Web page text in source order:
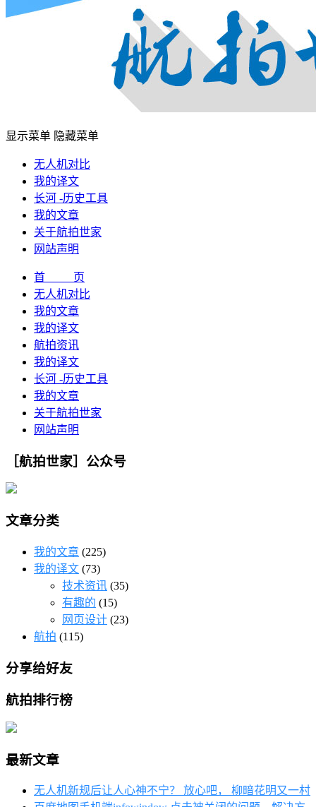
显示菜单 隐藏菜单
无人机对比
我的译文
长河 -历史工具
我的文章
关于航拍世家
网站声明
首 页
无人机对比
我的文章
我的译文
航拍资讯
我的译文
长河 -历史工具
我的文章
关于航拍世家
网站声明
［航拍世家］公众号
文章分类
我的文章 (225)
我的译文 (73)
技术资讯 (35)
有趣的 (15)
网页设计 (23)
航拍 (115)
分享给好友
航拍排行榜
最新文章
无人机新规后让人心神不宁？ 放心吧， 柳暗花明又一村